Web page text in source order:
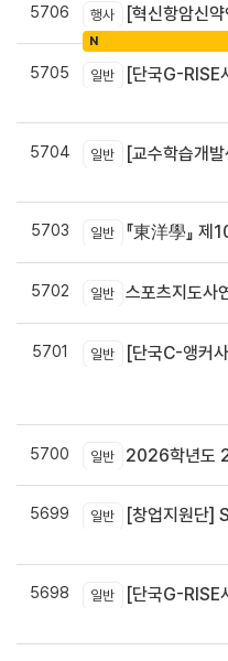
5706 행사 [혁신항암신약연구소][난치성 내
N
5705 일반 [단국G-RISE사업단]
5704 일반 [교수학습개발센터] 2026학
5703 일반 『東洋學』 제105집 원고 공모 안내 / 『
5702 일반 스포츠지도사연수
5701 일반 [단국C-앵커사업단] 보
5700 일반 2026학년도 2
5699 일반 [창업지원단]
5698 일반 [단국G-RISE사업단]